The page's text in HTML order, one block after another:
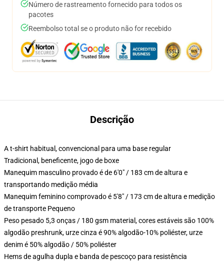
Número de rastreamento fornecido para todos os
pacotes
Reembolso total se o produto não for recebido
Descrição
A t-shirt habitual, convencional para uma base regular
Tradicional, beneficente, jogo de boxe
Manequim masculino provado é de 6'0" / 183 cm de altura e
transportando medição média
Manequim feminino comprovado é 5'8" / 173 cm de altura e medição
de transporte Pequeno
Peso pesado 5,3 onças / 180 gsm material, cores estáveis são 100%
algodão preshrunk, urze cinza é 90% algodão-10% poliéster, urze
denim é 50% algodão / 50% poliéster
Hems de agulha dupla e banda de pescoço para resistência